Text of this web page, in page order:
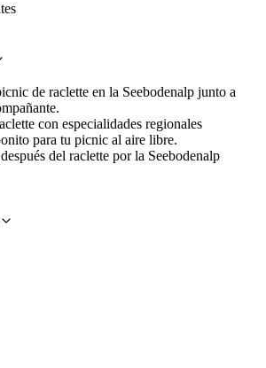
de raclette en la Seebodenalp junto a
con especialidades regionales
para tu picnic al aire libre.
del raclette por la Seebodenalp